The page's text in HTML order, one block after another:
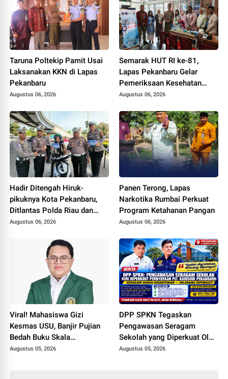
Taruna Poltekip Pamit Usai
Laksanakan KKN di Lapas
Pekanbaru
Augustus 06, 2026
Semarak HUT RI ke-81,
Lapas Pekanbaru Gelar
Pemeriksaan Kesehatan
Gratis untuk Warga Binaan
Augustus 06, 2026
Hadir Ditengah Hiruk-
pikuknya Kota Pekanbaru,
Ditlantas Polda Riau dan
Polantas KARIB Kobarkan
Nasionalisme dan Green
Policing Jelang HUT RI Ke-
Augustus 06, 2026
Panen Terong, Lapas
Narkotika Rumbai Perkuat
Program Ketahanan Pangan
Augustus 06, 2026
Viral! Mahasiswa Gizi
Kesmas USU, Banjir Pujian
Bedah Buku Skala
International dari 70 Ribu
Augustus 05, 2026
DPP SPKN Tegaskan
Pengawasan Seragam
Sekolah yang Diperkuat Oleh
Peryataan Plt. KADISDIK
Augustus 05, 2026